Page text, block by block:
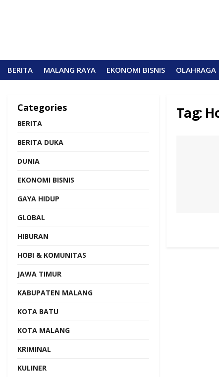
BERITA MALANG RAYA EKONOMI BISNIS OLAHRAGA
Tag:
Categories
BERITA
BERITA DUKA
DUNIA
EKONOMI BISNIS
GAYA HIDUP
GLOBAL
HIBURAN
HOBI & KOMUNITAS
JAWA TIMUR
KABUPATEN MALANG
KOTA BATU
KOTA MALANG
KRIMINAL
KULINER